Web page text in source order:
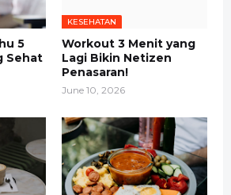
5
Sehat
KESEHATAN
Workout 3 Menit yang
Lagi Bikin Netizen
Penasaran!
June 10, 2026